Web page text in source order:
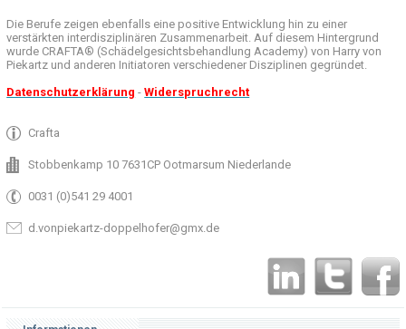
Die Berufe zeigen ebenfalls eine positive Entwicklung hin zu einer
verstärkten interdisziplinären Zusammenarbeit. Auf diesem Hintergrund
wurde CRAFTA® (Schädelgesichtsbehandlung Academy) von Harry von
Piekartz und anderen Initiatoren verschiedener Disziplinen gegründet.
Datenschutzerklärung -Widerspruchrecht
Crafta
Stobbenkamp 10 7631CP Ootmarsum Niederlande
0031 (0)541 29 4001
d.vonpiekartz-doppelhofer@gmx.de